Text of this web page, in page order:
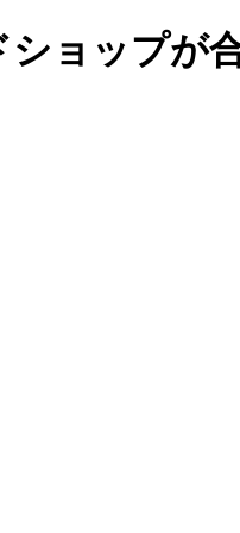
ョップが